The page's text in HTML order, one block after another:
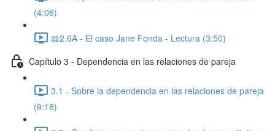
(4:06)
📖2.6A - El caso Jane Fonda - Lectura (3:50)
Capítulo 3 - Dependencia en las relaciones de pareja
3.1 - Sobre la dependencia en las relaciones de pareja
(9:18)